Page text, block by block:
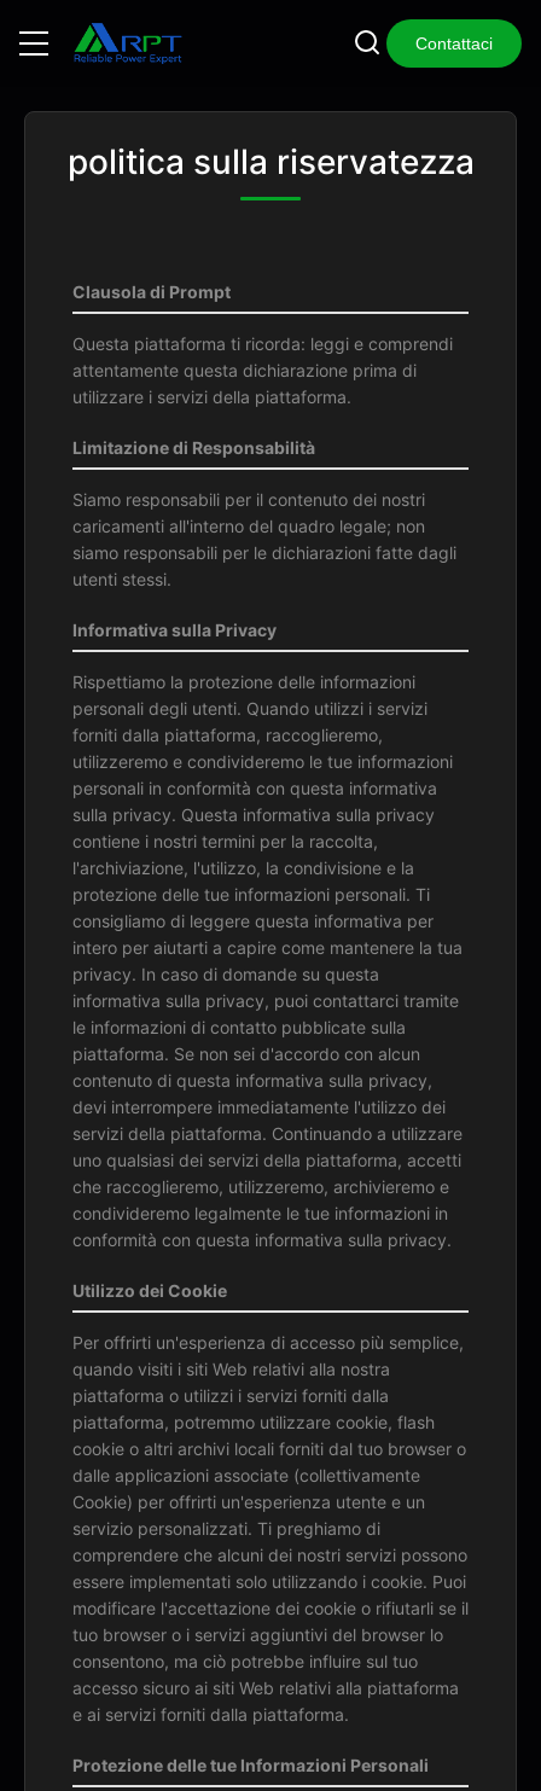
Contattaci
politica sulla riservatezza
Clausola di Prompt
Questa piattaforma ti ricorda: leggi e comprendi
attentamente questa dichiarazione prima di
utilizzare i servizi della piattaforma.
Limitazione di Responsabilità
Siamo responsabili per il contenuto dei nostri
caricamenti all'interno del quadro legale; non
siamo responsabili per le dichiarazioni fatte dagli
utenti stessi.
Informativa sulla Privacy
Rispettiamo la protezione delle informazioni
personali degli utenti. Quando utilizzi i servizi
forniti dalla piattaforma, raccoglieremo,
utilizzeremo e condivideremo le tue informazioni
personali in conformità con questa informativa
sulla privacy. Questa informativa sulla privacy
contiene i nostri termini per la raccolta,
l'archiviazione, l'utilizzo, la condivisione e la
protezione delle tue informazioni personali. Ti
consigliamo di leggere questa informativa per
intero per aiutarti a capire come mantenere la tua
privacy. In caso di domande su questa
informativa sulla privacy, puoi contattarci tramite
le informazioni di contatto pubblicate sulla
piattaforma. Se non sei d'accordo con alcun
contenuto di questa informativa sulla privacy,
devi interrompere immediatamente l'utilizzo dei
servizi della piattaforma. Continuando a utilizzare
uno qualsiasi dei servizi della piattaforma, accetti
che raccoglieremo, utilizzeremo, archivieremo e
condivideremo legalmente le tue informazioni in
conformità con questa informativa sulla privacy.
Utilizzo dei Cookie
Per offrirti un'esperienza di accesso più semplice,
quando visiti i siti Web relativi alla nostra
piattaforma o utilizzi i servizi forniti dalla
piattaforma, potremmo utilizzare cookie, flash
cookie o altri archivi locali forniti dal tuo browser o
dalle applicazioni associate (collettivamente
Cookie) per offrirti un'esperienza utente e un
servizio personalizzati. Ti preghiamo di
comprendere che alcuni dei nostri servizi possono
essere implementati solo utilizzando i cookie. Puoi
modificare l'accettazione dei cookie o rifiutarli se il
tuo browser o i servizi aggiuntivi del browser lo
consentono, ma ciò potrebbe influire sul tuo
accesso sicuro ai siti Web relativi alla piattaforma
e ai servizi forniti dalla piattaforma.
Protezione delle tue Informazioni Personali